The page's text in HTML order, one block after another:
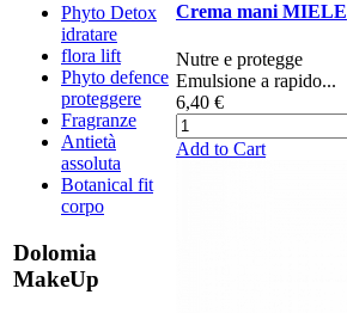
Phyto Detox
idratare
flora lift
Phyto defence
proteggere
Fragranze
Antietà
assoluta
Botanical fit
corpo
Dolomia
MakeUp
Crema mani MIELE
​​​​​​​​​Nutre e protegge
Emulsione a rapido...
6,40 €
Add to Cart